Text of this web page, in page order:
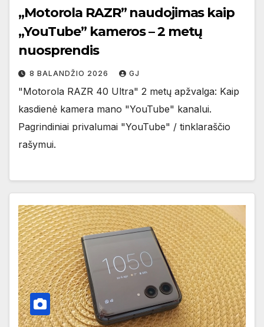
„Motorola RAZR” naudojimas kaip
„YouTube” kameros – 2 metų
nuosprendis
8 BALANDŽIO 2026 GJ
"Motorola RAZR 40 Ultra" 2 metų apžvalga: Kaip
kasdienė kamera mano "YouTube" kanalui.
Pagrindiniai privalumai "YouTube" / tinklaraščio
rašymui.